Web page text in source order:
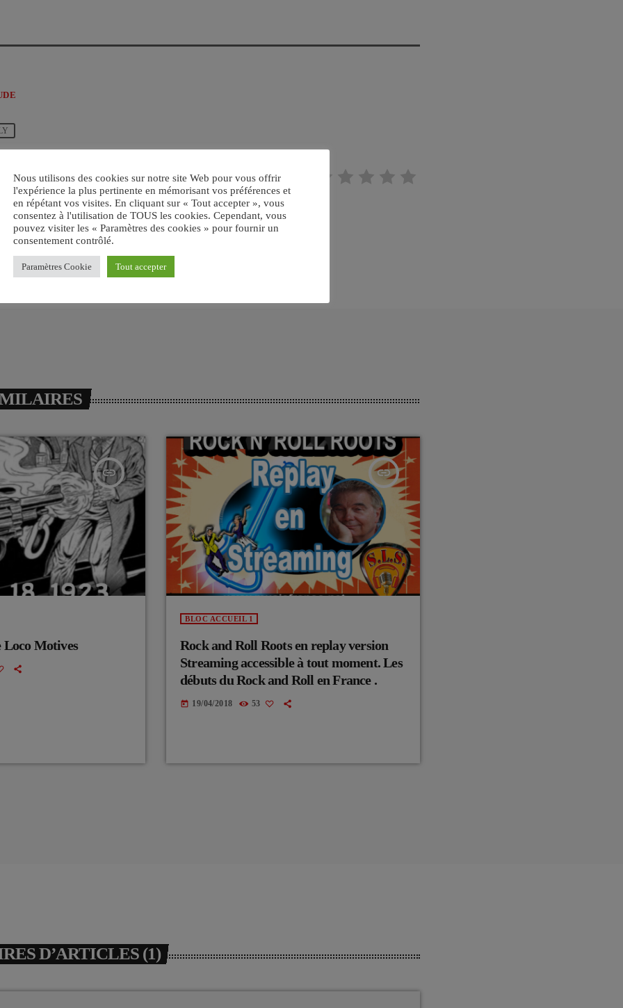
email RATE IT
insert_link
Loco Motives
insert_link
BLOC ACCUEIL 1
Rock and Roll Roots en replay version
Streaming accessible à tout moment. Les
débuts du Rock and Roll en France .
today 19/04/2018 53
D’ARTICLES (1)
Nous utilisons des cookies sur notre site Web pour vous offrir
l'expérience la plus pertinente en mémorisant vos préférences et
en répétant vos visites. En cliquant sur « Tout accepter », vous
consentez à l'utilisation de TOUS les cookies. Cependant, vous
pouvez visiter les « Paramètres des cookies » pour fournir un
consentement contrôlé.
Paramètres Cookie Tout accepter